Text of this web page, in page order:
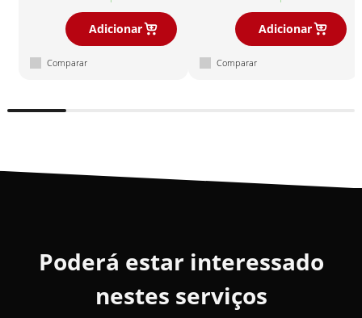
Adicionar
Comparar
Adicionar
Comparar
Poderá estar interessado
nestes serviços